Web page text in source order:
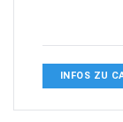
INFOS ZU